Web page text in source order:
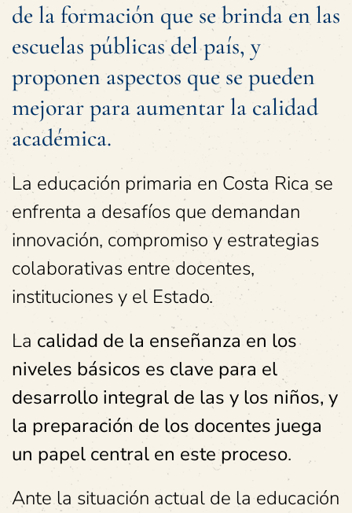
de la formación que se brinda en las
escuelas públicas del país, y
proponen aspectos que se pueden
mejorar para aumentar la calidad
académica.
La educación primaria en Costa Rica se
enfrenta a desafíos que demandan
innovación, compromiso y estrategias
colaborativas entre docentes,
instituciones y el Estado.
La calidad de la enseñanza en los
niveles básicos es clave para el
desarrollo integral de las y los niños, y
la preparación de los docentes juega
un papel central en este proceso.
Ante la situación actual de la educación